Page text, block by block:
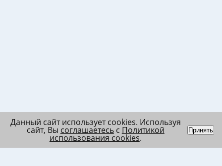
Данный сайт использует cookies. Используя
сайт, Вы соглашаетесьс Политикой
использования cookies.
Принять